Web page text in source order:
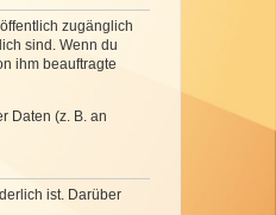
zugänglich
sind. Wenn du
ihm beauftragte
Daten (z. B. an
ist. Darüber